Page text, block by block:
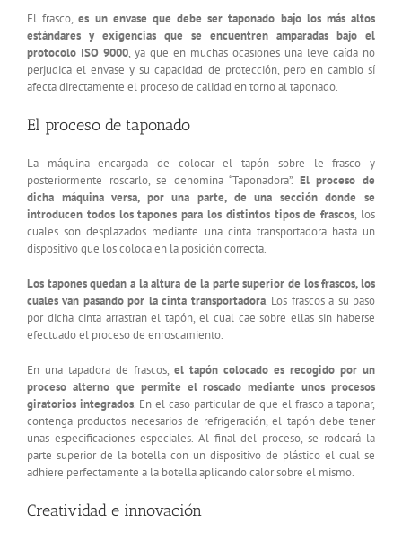
El frasco,es un envase que debe ser taponado bajo los más altos
estándares y exigencias que se encuentren amparadas bajo el
protocolo ISO 9000, ya que en muchas ocasiones una leve caída no
perjudica el envase y su capacidad de protección, pero en cambio sí
afecta directamente el proceso de calidad en torno al taponado.
El proceso de taponado
La máquina encargada de colocar el tapón sobre le frasco y
posteriormente roscarlo, se denomina “Taponadora”. El proceso de
dicha máquina versa, por una parte, de una sección donde se
introducen todos los tapones para los distintos tipos de frascos, los
cuales son desplazados mediante una cinta transportadora hasta un
dispositivo que los coloca en la posición correcta.
Los tapones quedan a la altura de la parte superior de los frascos, los
cuales van pasando por la cinta transportadora. Los frascos a su paso
por dicha cinta arrastran el tapón, el cual cae sobre ellas sin haberse
efectuado el proceso de enroscamiento.
En una tapadora de frascos, el tapón colocado es recogido por un
proceso alterno que permite el roscado mediante unos procesos
giratorios integrados. En el caso particular de que el frasco a taponar,
contenga productos necesarios de refrigeración, el tapón debe tener
unas especificaciones especiales. Al final del proceso, se rodeará la
parte superior de la botella con un dispositivo de plástico el cual se
adhiere perfectamente a la botella aplicando calor sobre el mismo.
Creatividad e innovación